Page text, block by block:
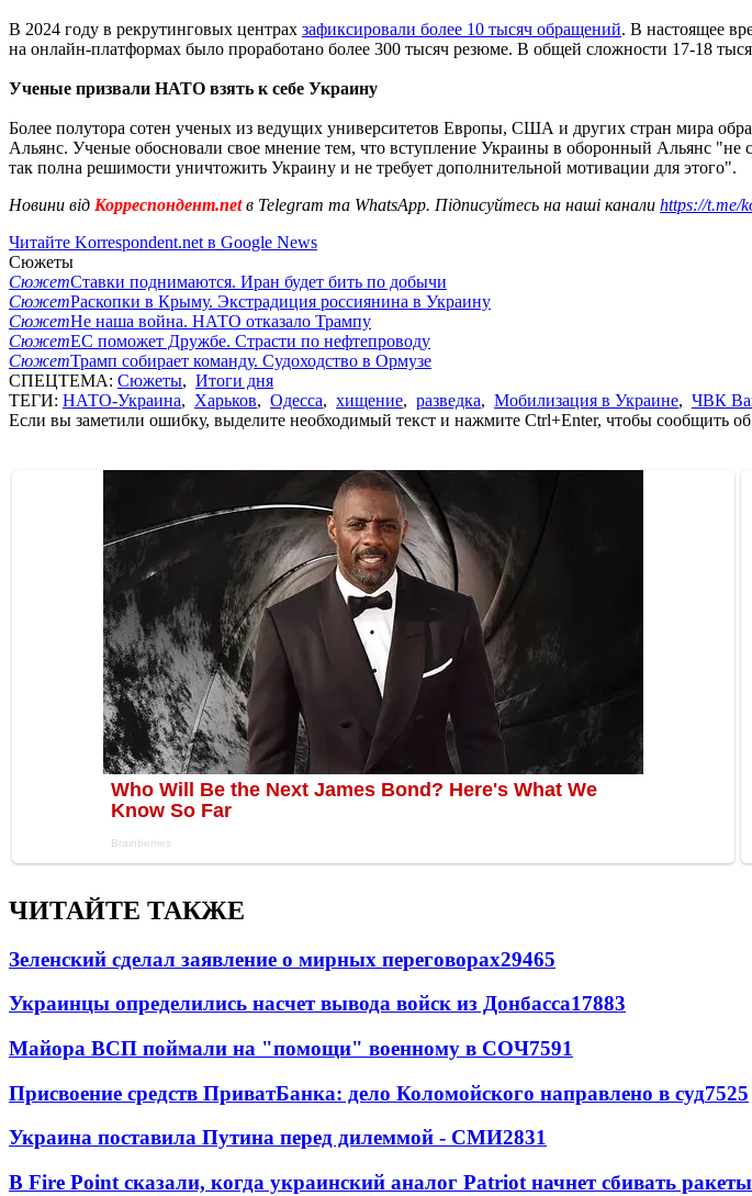
В 2024 году в рекрутинговых центрах зафиксировали более 10 тысяч обращений. В настоящее
на онлайн-платформах было проработано более 300 тысяч резюме. В общей сложности 17-18
Ученые призвали НАТО взять к себе Украину
Более полутора сотен ученых из ведущих университетов Европы, США и других стран мира
Альянс. Ученые обосновали свое мнение тем, что вступление Украины в оборонный Альянс "не
так полна решимости уничтожить Украину и не требует дополнительной мотивации для этого".
Новини від Корреспондент.netв Telegram та WhatsApp. Підписуйтесь на наші канали https://t.me/
Читайте Korrespondent.net в Google News
Сюжеты
СюжетСтавки поднимаются. Иран будет бить по добычи
СюжетРаскопки в Крыму. Экстрадиция россиянина в Украину
СюжетНе наша война. НАТО отказало Трампу
СюжетЕС поможет Дружбе. Страсти по нефтепроводу
СюжетТрамп собирает команду. Судоходство в Ормузе
СПЕЦТЕМА: Сюжеты, Итоги дня
ТЕГИ: НАТО-Украина, Харьков, Одесса, хищение, разведка, Мобилизация в Украине, ЧВК
Если вы заметили ошибку, выделите необходимый текст и нажмите Ctrl+Enter, чтобы сообщить
ЧИТАЙТЕ ТАКЖЕ
Зеленский сделал заявление о мирных переговорах29465
Украинцы определились насчет вывода войск из Донбасса17883
Майора ВСП поймали на "помощи" военному в СОЧ7591
Присвоение средств ПриватБанка: дело Коломойского направлено в суд7525
Украина поставила Путина перед дилеммой - СМИ2831
В Fire Point сказали, когда украинский аналог Patriot начнет сбивать ракеты